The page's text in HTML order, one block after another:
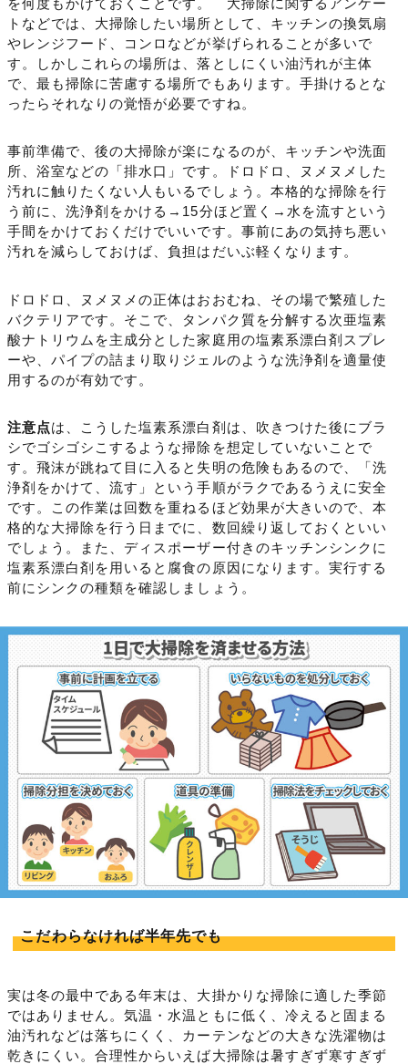
を何度もかけておくことです。 大掃除に関するアンケー
トなどでは、大掃除したい場所として、キッチンの換気扇
やレンジフード、コンロなどが挙げられることが多いで
す。しかしこれらの場所は、落としにくい油汚れが主体
で、最も掃除に苦慮する場所でもあります。手掛けるとな
ったらそれなりの覚悟が必要ですね。
事前準備で、後の大掃除が楽になるのが、キッチンや洗面
所、浴室などの「排水口」です。ドロドロ、ヌメヌメした
汚れに触りたくない人もいるでしょう。本格的な掃除を行
う前に、洗浄剤をかける→15分ほど置く→水を流すという
手間をかけておくだけでいいです。事前にあの気持ち悪い
汚れを減らしておけば、負担はだいぶ軽くなります。
ドロドロ、ヌメヌメの正体はおおむね、その場で繁殖した
バクテリアです。そこで、タンパク質を分解する次亜塩素
酸ナトリウムを主成分とした家庭用の塩素系漂白剤スプレ
ーや、パイプの詰まり取りジェルのような洗浄剤を適量使
用するのが有効です。
注意点は、こうした塩素系漂白剤は、吹きつけた後にブラ
シでゴシゴシこするような掃除を想定していないことで
す。飛沫が跳ねて目に入ると失明の危険もあるので、「洗
浄剤をかけて、流す」という手順がラクであるうえに安全
です。この作業は回数を重ねるほど効果が大きいので、本
格的な大掃除を行う日までに、数回繰り返しておくといい
でしょう。また、ディスポーザー付きのキッチンシンクに
塩素系漂白剤を用いると腐食の原因になります。実行する
前にシンクの種類を確認しましょう。
こだわらなければ半年先でも
実は冬の最中である年末は、大掛かりな掃除に適した季節
ではありません。気温・水温ともに低く、冷えると固まる
油汚れなどは落ちにくく、カーテンなどの大きな洗濯物は
乾きにくい。合理性からいえば大掃除は暑すぎず寒すぎず